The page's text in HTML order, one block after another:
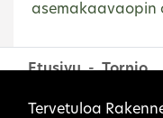
asemakaavaopin
Etusivu Tornio
Sivuston
Tervetuloa